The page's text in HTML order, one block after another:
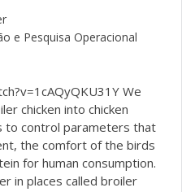
e Pesquisa Operacional
We
chicken into chicken
to control parameters that
the comfort of the birds
for human consumption.
in places called broiler